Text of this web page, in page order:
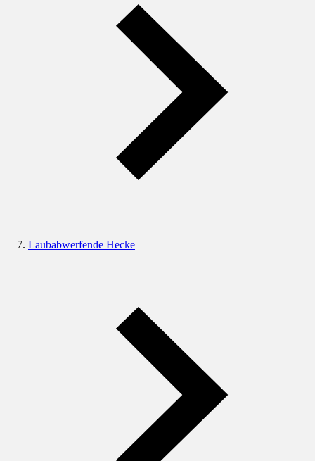
Laubabwerfende Hecke